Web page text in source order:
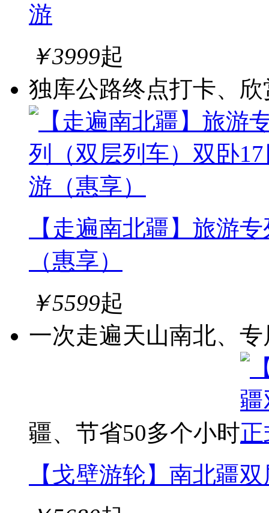
游
￥3999起
独库公路终点打卡、
【走遍南北疆】旅游
（惠享）
￥5599起
一次走遍天山南北、
疆、节省50多个小时
【戈壁游轮】南北疆